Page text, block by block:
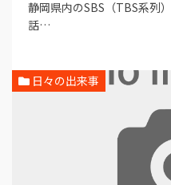
静岡県内のSBS（TBS系列
話…
日々の出来事